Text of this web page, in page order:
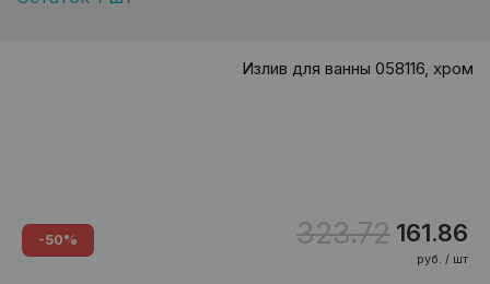
Излив для ванны 058116, хром
-50% 323.72 161.86
руб. / шт